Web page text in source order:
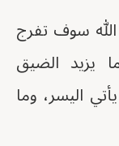
سوف تفرج
يزيد الضيق
اليسر، وما